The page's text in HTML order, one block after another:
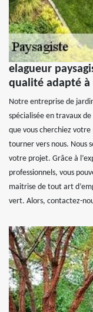
elagueur
qualité adapté
Notre entreprise de
spécialisée en travaux
que vous cherchiez votre
tourner vers nous. Nous
votre projet. Grâce à
professionnels, vous
maitrise de tout art
vert. Alors, contactez-